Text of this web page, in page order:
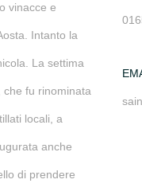
vinacce e
Intanto la
La settima
fu rinominata
locali, a
anche
di prendere